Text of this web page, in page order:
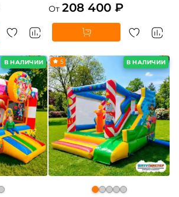
От 208 400 ₽
В НАЛИЧИИ В НАЛИЧИИ
5